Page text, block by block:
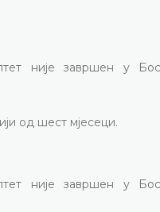
није завршен у
од шест мјесеци.
није завршен у